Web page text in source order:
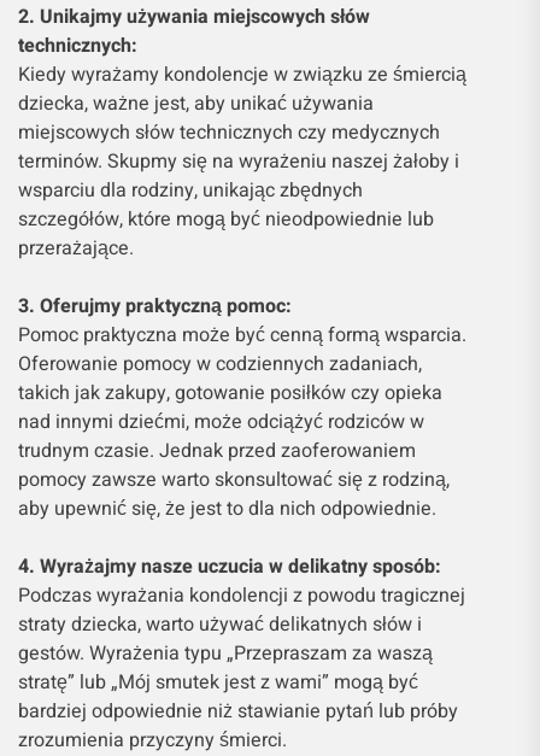
2. Unikajmy używania miejscowych słów
technicznych:
Kiedy wyrażamy kondolencje w związku ze śmiercią
dziecka, ważne jest, aby unikać używania
miejscowych słów technicznych czy medycznych
terminów. Skupmy się na wyrażeniu naszej żałoby i
wsparciu dla rodziny, unikając zbędnych
szczegółów, które mogą być nieodpowiednie lub
przerażające.
3. Oferujmy praktyczną pomoc:
Pomoc praktyczna może być cenną formą wsparcia.
Oferowanie pomocy w codziennych zadaniach,
takich jak zakupy, gotowanie posiłków czy opieka
nad innymi dziećmi, może odciążyć rodziców w
trudnym czasie. Jednak przed zaoferowaniem
pomocy zawsze warto skonsultować się z rodziną,
aby upewnić się, że jest to dla nich odpowiednie.
4. Wyrażajmy nasze uczucia w delikatny sposób:
Podczas wyrażania kondolencji z powodu tragicznej
straty dziecka, warto używać delikatnych słów i
gestów. Wyrażenia typu „Przepraszam za waszą
stratę” lub „Mój smutek jest z wami” mogą być
bardziej odpowiednie niż stawianie pytań lub próby
zrozumienia przyczyny śmierci.